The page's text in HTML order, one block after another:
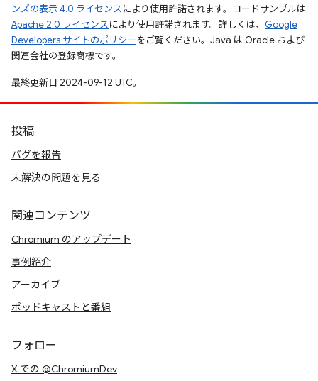
ンズの表示 4.0 ライセンスにより使用許諾されます。コードサンプルは
Apache 2.0 ライセンスにより使用許諾されます。詳しくは、 Google
Developers サイトのポリシーをご覧ください。Java は Oracle および
関連会社の登録商標です。
最終更新日 2024-09-12 UTC。
投稿
バグを報告
未解決の問題を見る
関連コンテンツ
Chromium のアップデート
事例紹介
アーカイブ
ポッドキャストと番組
フォロー
X での @ChromiumDev